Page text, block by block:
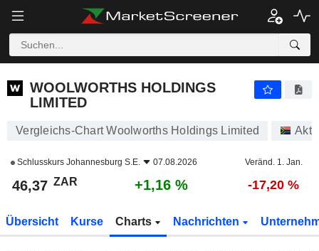
WOOLWORTHS HOLDINGS
LIMITED
Vergleichs-Chart Woolworths Holdings Limited
Schlusskurs Johannesburg S.E. 07.08.2026 Veränd. 1. Jan.
46,37 ZAR +1,16 % -17,20 %
Übersicht Kurse Charts Nachrichten